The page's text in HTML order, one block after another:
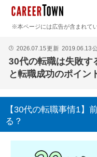
※本ページには広告が含まれてい
🕒 2026.07.15更新 2019.06.13
30代の転職は失敗す
と転職成功のポイン
【30代の転職事情1】
る？